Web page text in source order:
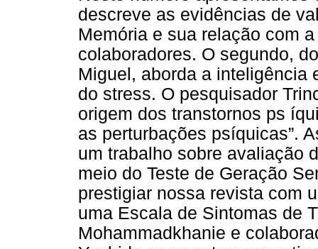
descreve as evidências de
Memória e sua relação com
colaboradores. O segundo,
Miguel, aborda a inteligência
do stress. O pesquisador
origem dos transtornos ps
as perturbações psíquicas”.
um trabalho sobre avaliação
meio do Teste de Geração
prestigiar nossa revista com
uma Escala de Sintomas de
Mohammadkhanie e